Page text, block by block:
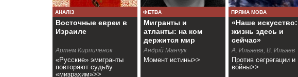
АНАЛІЗ
Восточные евреи в
Израиле
Артем Кирпиченок
«Русские» эмигранты
повторяют судьбу
«мизрахим»>>
ФЕТВА
Мигранты и
атланты: на ком
держится мир
Андрій Манчук
Момент истины>>
ПРЯМА МОВА
«Наше искусство:
жизнь здесь и
сейчас»
А. Ильяева, В. Ильяев
Против сегрегации и
войны>>